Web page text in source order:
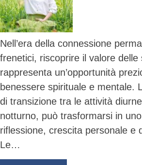
Nell’era della connessione
frenetici, riscoprire il valore delle
rappresenta un’opportunità
benessere spirituale e mentale.
di transizione tra le attività
notturno, può trasformarsi in
riflessione, crescita personale e
Le…